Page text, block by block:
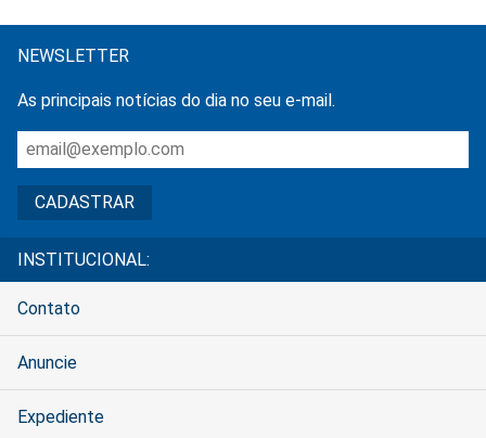
NEWSLETTER
As principais notícias do dia no seu e-mail.
INSTITUCIONAL:
Contato
Anuncie
Expediente